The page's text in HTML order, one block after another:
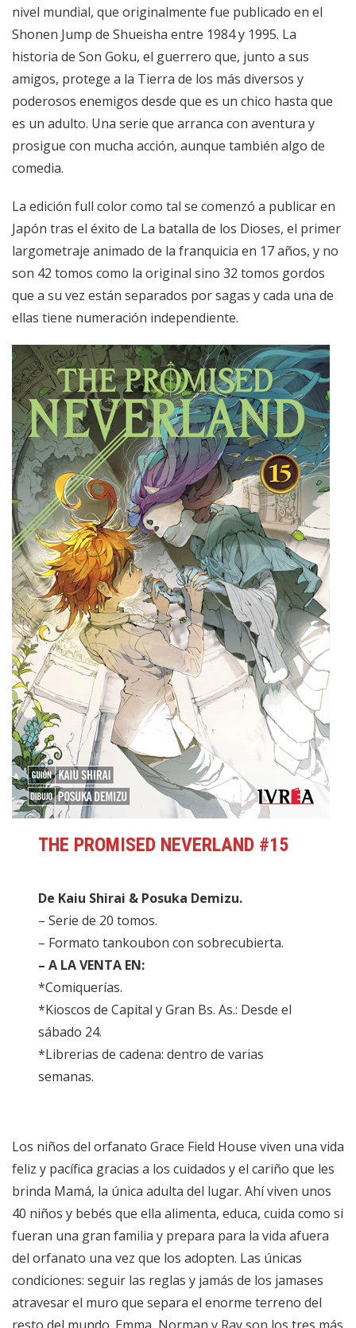
nivel mundial, que originalmente fue publicado en el
Shonen Jump de Shueisha entre 1984 y 1995. La
historia de Son Goku, el guerrero que, junto a sus
amigos, protege a la Tierra de los más diversos y
poderosos enemigos desde que es un chico hasta que
es un adulto. Una serie que arranca con aventura y
prosigue con mucha acción, aunque también algo de
comedia.
La edición full color como tal se comenzó a publicar en
Japón tras el éxito de La batalla de los Dioses, el primer
largometraje animado de la franquicia en 17 años, y no
son 42 tomos como la original sino 32 tomos gordos
que a su vez están separados por sagas y cada una de
ellas tiene numeración independiente.
THE PROMISED NEVERLAND #15
De Kaiu Shirai & Posuka Demizu.
– Serie de 20 tomos.
– Formato tankoubon con sobrecubierta.
– A LA VENTA EN:
*Comiquerías.
*Kioscos de Capital y Gran Bs. As.: Desde el
sábado 24.
*Librerias de cadena: dentro de varias
semanas.
Los niños del orfanato Grace Field House viven una vida
feliz y pacífica gracias a los cuidados y el cariño que les
brinda Mamá, la única adulta del lugar. Ahí viven unos
40 niños y bebés que ella alimenta, educa, cuida como si
fueran una gran familia y prepara para la vida afuera
del orfanato una vez que los adopten. Las únicas
condiciones: seguir las reglas y jamás de los jamases
atravesar el muro que separa el enorme terreno del